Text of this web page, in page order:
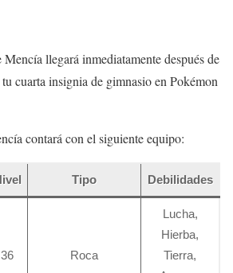
llegará inmediatamente después de
cuarta insignia de gimnasio en Pokémon
contará con el siguiente equipo:
Tipo Debilidades
36 Roca
Lucha,
Hierba,
Tierra,